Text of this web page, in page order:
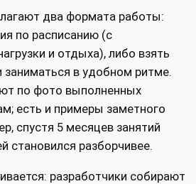
два формата работы:
по расписанию (с
и отдыха), либо взять
заниматься в удобном ритме.
по фото выполненных
есть и примеры заметного
спустя 5 месяцев занятий
становился разборчивее.
разработчики собирают